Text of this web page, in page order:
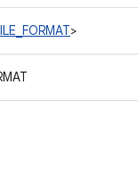
>